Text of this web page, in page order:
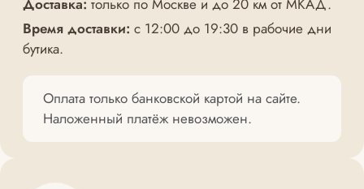
Доставка: только по Москве и до 20 км от МКАД.
Время доставки: с 12:00 до 19:30 в рабочие дни
бутика.
Оплата только банковской картой на сайте.
Наложенный платёж невозможен.